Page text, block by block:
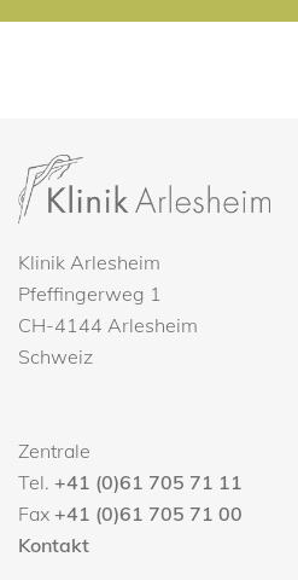
Klinik Arlesheim
Pfeffingerweg 1
CH-4144 Arlesheim
Schweiz
Zentrale
Tel. +41 (0)61 705 71 11
Fax +41 (0)61 705 71 00
Kontakt